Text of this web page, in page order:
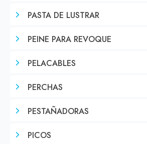
PASTA DE LUSTRAR
PEINE PARA REVOQUE
PELACABLES
PERCHAS
PESTAÑADORAS
PICOS